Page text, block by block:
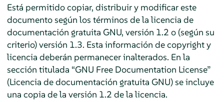
Está permitido copiar, distribuir y modificar este
documento según los términos de la licencia de
documentación gratuita GNU, versión 1.2 o (según su
criterio) versión 1.3. Esta información de copyright y
licencia deberán permanecer inalterados. En la
sección titulada “GNU Free Documentation License”
(Licencia de documentación gratuita GNU) se incluye
una copia de la versión 1.2 de la licencia.